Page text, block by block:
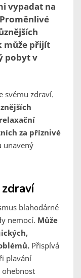
vypadat na
může přijít
pobyt v
svému zdraví.
za příznivé
unavený
blahodárné
nemocí. Může
Přispívá
plavání
ohebnost